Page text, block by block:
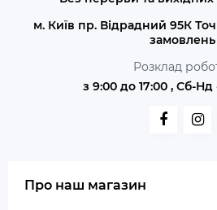
м. Київ пр. Відрадний 95К Точка видачі інтернет
замовлень
Розклад
з 9:00 до 17:00 , Сб-Нд
Про наш магазин